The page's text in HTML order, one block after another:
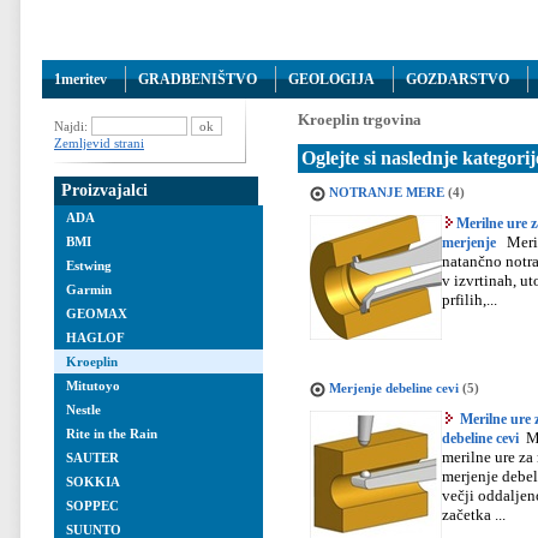
1meritev GRADBENIŠTVO GEOLOGIJA GOZDARSTVO
Najdi:
Zemljevid strani
Proizvajalci
ADA
BMI
Estwing
Garmin
GEOMAX
HAGLOF
Kroeplin
Mitutoyo
Nestle
Rite in the Rain
SAUTER
SOKKIA
SOPPEC
SUUNTO
Kroeplin trgovina
Oglejte si naslednje
NOTRANJE MERE (4)
Merilne ure
merjenje
natančno
v izvrtinah,
prfilih,...
Merjenje debeline cevi (5)
Merilne ure
debeline cevi
merilne ure za
merjenje
večji
začetka ...